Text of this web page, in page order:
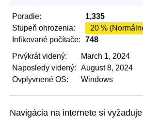
Poradie:
1,335
Stupeň ohrozenia:
20 %
Infikované počítače:
748
Prvýkrát videný:
March 1, 2024
Naposledy videný:
August 8, 2024
Ovplyvnené OS:
Windows
Navigácia na internete si